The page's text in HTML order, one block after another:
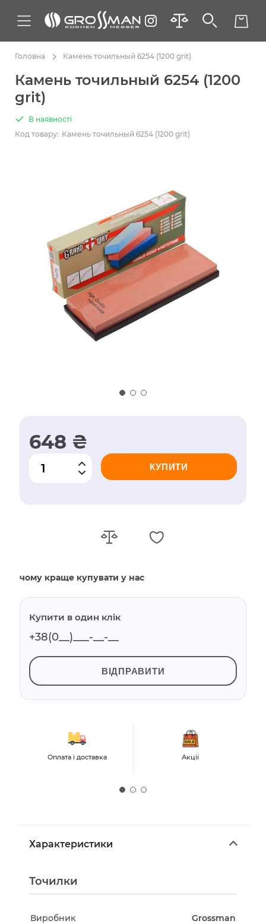
Головна Камень точильный 6254 (1200 grit)
Камень точильный 6254 (1200
grit)
В наявності
Код товару: Камень точильный 6254 (1200 grit)
648 ₴
КУПИТИ
чому краще купувати у нас
Купити в один клік
ВІДПРАВИТИ
Оплата і доставка Акціі
Характеристики
Точилки
Виробник Grossman